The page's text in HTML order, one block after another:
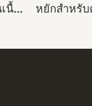
นื้อ
หยักสำหรั